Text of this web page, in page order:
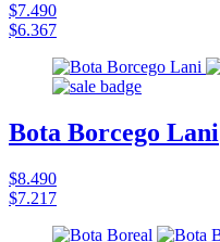
$7.490
$6.367
Bota Borcego Lani
$8.490
$7.217